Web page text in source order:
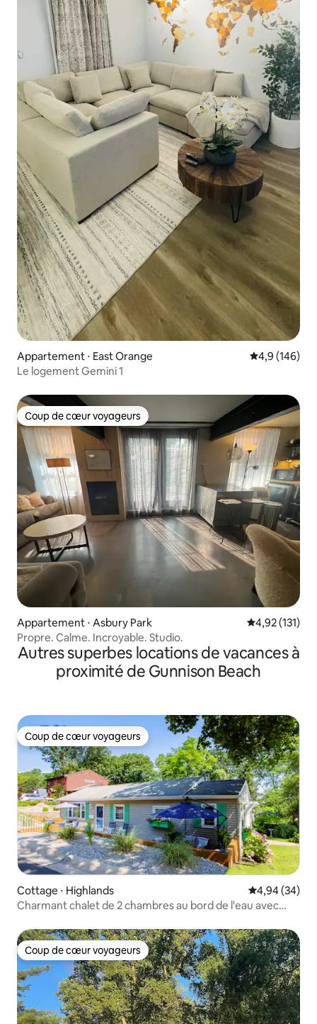
Appartement ⋅ East Orange Évaluation
4,9 (146)
Le logement Gemini 1
Coup de cœur voyageurs
Coup de cœur voyageurs
Appartement ⋅ Asbury Park Évaluation
4,92 (131)
Propre. Calme. Incroyable. Studio.
Autres superbes locations de vacances à
proximité de Gunnison Beach
Coup de cœur voyageurs
Coup de cœur voyageurs
Cottage ⋅ Highlands Évaluation
4,94 (34)
Charmant chalet de 2 chambres au bord de l'eau avec
Coup de cœur voyageurs
Coup de cœur voyageurs